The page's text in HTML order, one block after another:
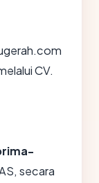
CV.
secara